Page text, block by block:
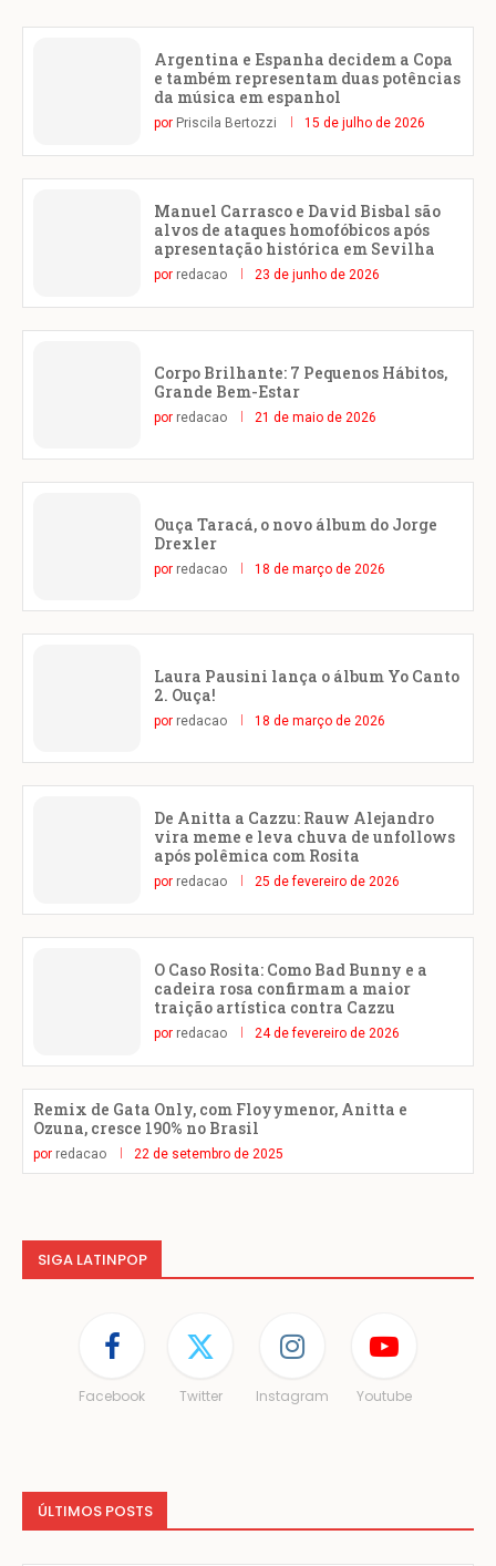
Argentina e Espanha decidem a Copa
e também representam duas potências
da música em espanhol
por Priscila Bertozzi 15 de julho de 2026
Manuel Carrasco e David Bisbal são
alvos de ataques homofóbicos após
apresentação histórica em Sevilha
por redacao 23 de junho de 2026
Corpo Brilhante: 7 Pequenos Hábitos,
Grande Bem-Estar
por redacao 21 de maio de 2026
Ouça Taracá, o novo álbum do Jorge
Drexler
por redacao 18 de março de 2026
Laura Pausini lança o álbum Yo Canto
2. Ouça!
por redacao 18 de março de 2026
De Anitta a Cazzu: Rauw Alejandro
vira meme e leva chuva de unfollows
após polêmica com Rosita
por redacao 25 de fevereiro de 2026
O Caso Rosita: Como Bad Bunny e a
cadeira rosa confirmam a maior
traição artística contra Cazzu
por redacao 24 de fevereiro de 2026
Remix de Gata Only, com Floyymenor, Anitta e
Ozuna, cresce 190% no Brasil
por redacao 22 de setembro de 2025
SIGA LATINPOP
Facebook Twitter Instagram Youtube
ÚLTIMOS POSTS